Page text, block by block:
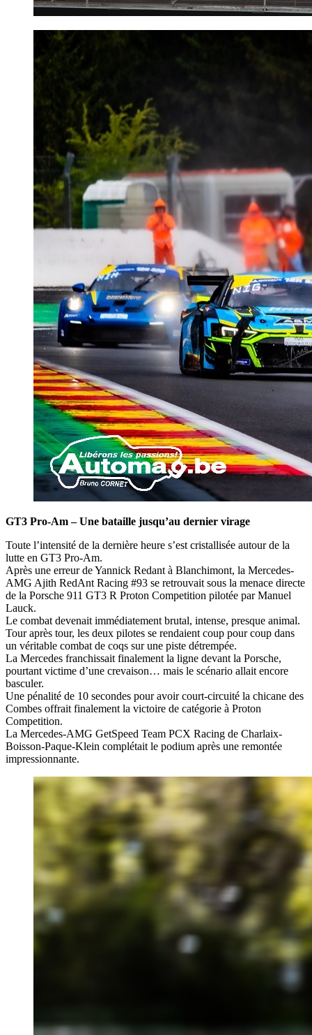
GT3 Pro-Am – Une bataille jusqu’au dernier virage
Toute l’intensité de la dernière heure s’est cristallisée autour de la
lutte en GT3 Pro-Am.
Après une erreur de Yannick Redant à Blanchimont, la Mercedes-
AMG Ajith RedAnt Racing #93 se retrouvait sous la menace directe
de la Porsche 911 GT3 R Proton Competition pilotée par Manuel
Lauck.
Le combat devenait immédiatement brutal, intense, presque animal.
Tour après tour, les deux pilotes se rendaient coup pour coup dans
un véritable combat de coqs sur une piste détrempée.
La Mercedes franchissait finalement la ligne devant la Porsche,
pourtant victime d’une crevaison… mais le scénario allait encore
basculer.
Une pénalité de 10 secondes pour avoir court-circuité la chicane des
Combes offrait finalement la victoire de catégorie à Proton
Competition.
La Mercedes-AMG GetSpeed Team PCX Racing de Charlaix-
Boisson-Paque-Klein complétait le podium après une remontée
impressionnante.